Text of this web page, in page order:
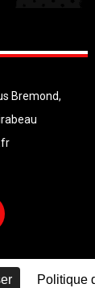
Bremond,
Politique